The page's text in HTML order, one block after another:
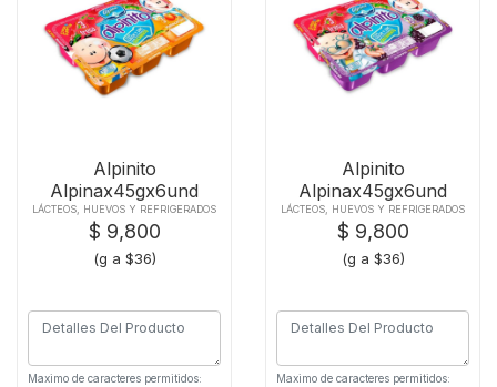
Alpinito
Alpinax45gx6und
Fresa Meloc
LÁCTEOS, HUEVOS Y REFRIGERADOS
$ 9,800
(g a $36)
Maximo de caracteres permitidos:
Alpinito
Alpinax45gx6und
Fresa Mora
LÁCTEOS, HUEVOS Y REFRIGERADOS
$ 9,800
(g a $36)
Maximo de caracteres permitidos: